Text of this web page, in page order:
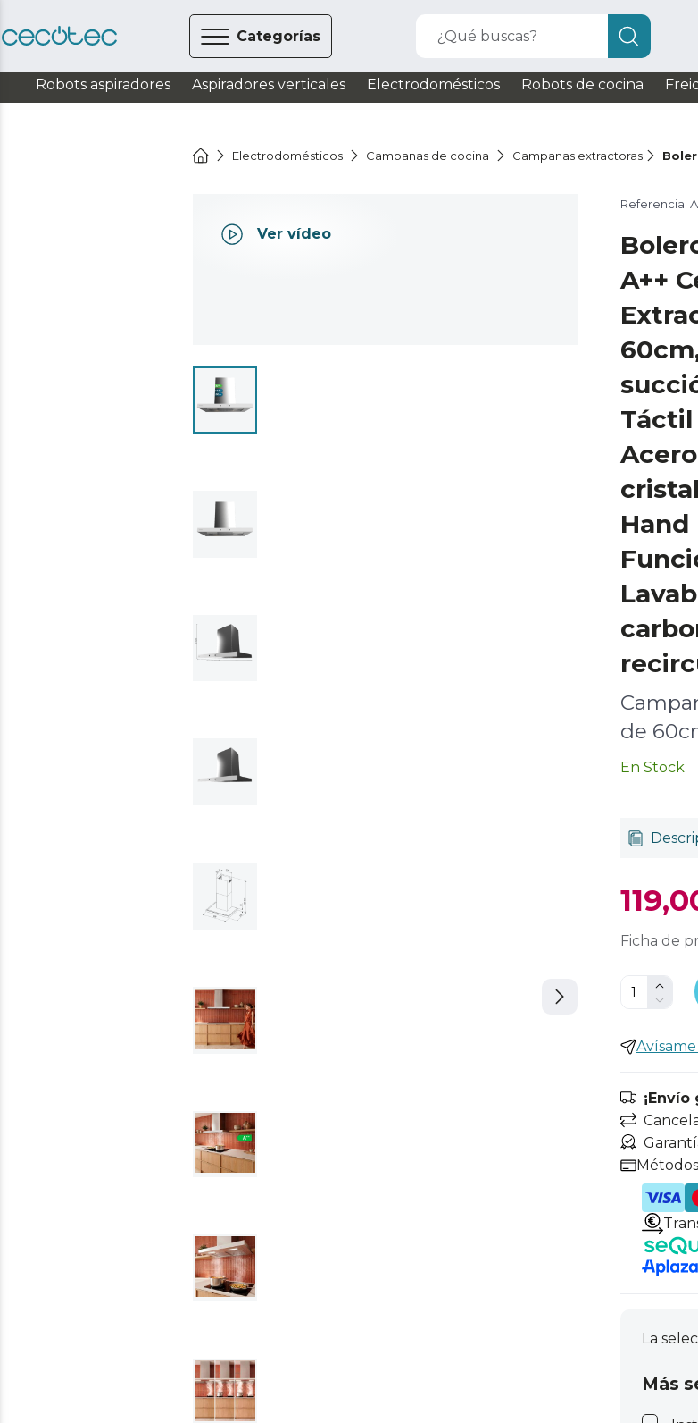
Categorías ¿Qué buscas?
Robots aspiradores Aspiradores verticales Electrodomésticos Robots de cocina
Electrodomésticos Campanas de cocina Campanas extractoras
Ver vídeo
Referencia:
A++
Táctil
de
En Stock
Ficha de
¡Envío
La
Más